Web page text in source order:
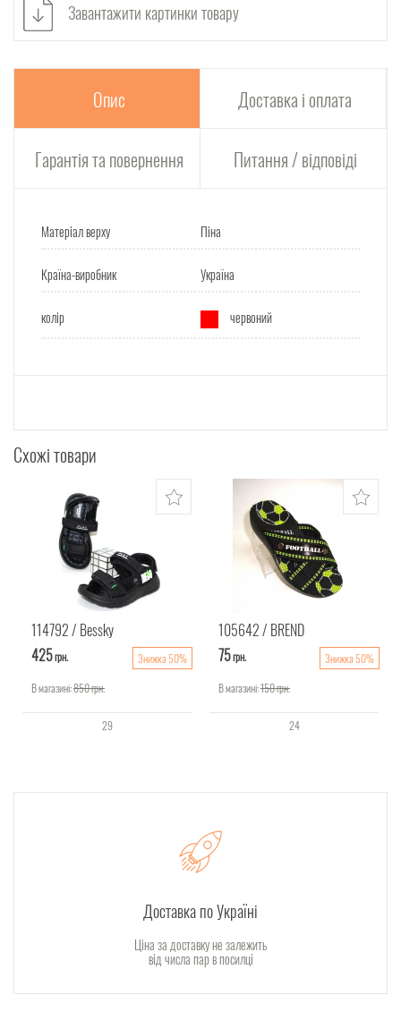
Завантажити картинки товару
Опис Доставка і оплата
Гарантія та повернення Питання / відповіді
Матеріал верху Піна
Країна-виробник Україна
колір червоний
Схожі товари
114792 Bessky
425грн.
Знижка 50%
В магазині:850грн.
29
105642 BREND
75грн.
Знижка 50%
В магазині:150грн.
24
Доставка по Україні
Ціна за доставку не залежить
від числа пар в посилці